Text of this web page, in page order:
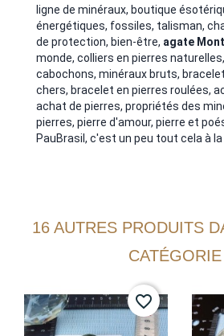
ligne de minéraux, boutique
énergétiques, fossiles, talisman,
de protection, bien-être, agate
monde, colliers en pierres
cabochons, minéraux bruts,
chers, bracelet en pierres roulées,
achat de pierres, propriétés des
pierres, pierre d'amour, pierre et
PauBrasil, c'est un peu tout cela à
16 AUTRES PRODUITS
CATÉGORIE
favorite_border